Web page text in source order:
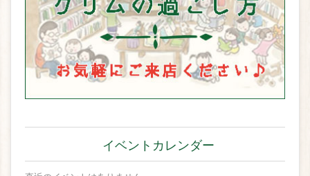
イベントカレンダー